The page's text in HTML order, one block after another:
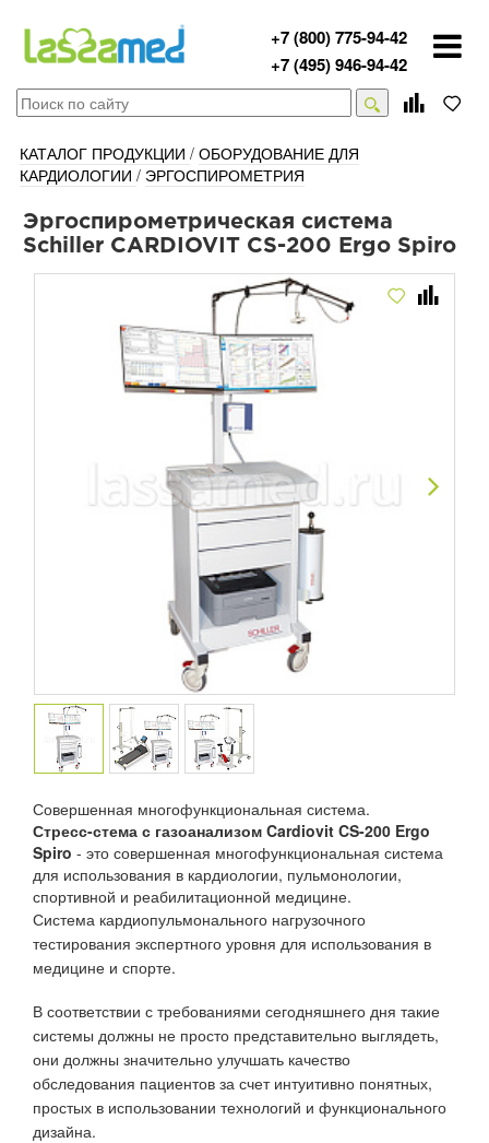
+7 (800) 775-94-42
+7 (495) 946-94-42
КАТАЛОГ ПРОДУКЦИИ / ОБОРУДОВАНИЕ ДЛЯ
КАРДИОЛОГИИ / ЭРГОСПИРОМЕТРИЯ
Эргоспирометрическая система
Schiller CARDIOVIT CS-200 Ergo Spiro
Совершенная многофункциональная система.
Стресс-стема с газоанализом Cardiovit CS-200 Ergo
Spiro - это совершенная многофункциональная система
для использования в кардиологии, пульмонологии,
спортивной и реабилитационной медицине.
Система кардиопульмонального нагрузочного
тестирования экспертного уровня для использования в
медицине и спорте.
В соответствии с требованиями сегодняшнего дня такие
системы должны не просто представительно выглядеть,
они должны значительно улучшать качество
обследования пациентов за счет интуитивно понятных,
простых в использовании технологий и функционального
дизайна.